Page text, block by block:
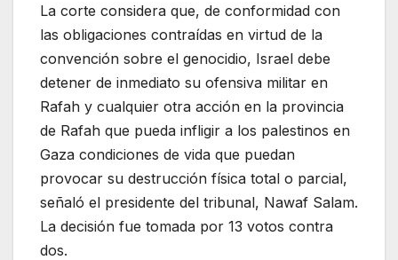
La corte considera que, de conformidad con
las obligaciones contraídas en virtud de la
convención sobre el genocidio, Israel debe
detener de inmediato su ofensiva militar en
Rafah y cualquier otra acción en la provincia
de Rafah que pueda infligir a los palestinos en
Gaza condiciones de vida que puedan
provocar su destrucción física total o parcial,
señaló el presidente del tribunal, Nawaf Salam.
La decisión fue tomada por 13 votos contra
dos.